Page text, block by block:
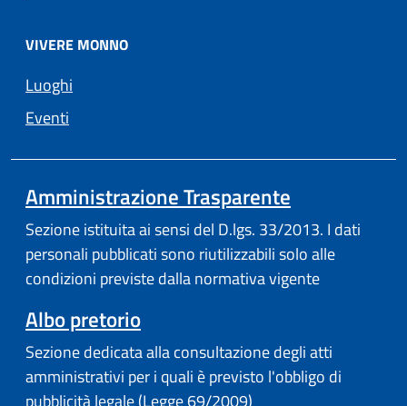
VIVERE MONNO
Luoghi
Eventi
Amministrazione Trasparente
Sezione istituita ai sensi del D.lgs. 33/2013. I dati
personali pubblicati sono riutilizzabili solo alle
condizioni previste dalla normativa vigente
Albo pretorio
Sezione dedicata alla consultazione degli atti
amministrativi per i quali è previsto l'obbligo di